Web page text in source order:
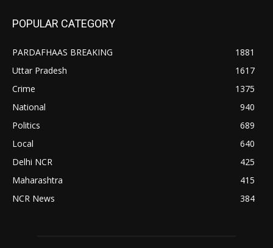
POPULAR CATEGORY
PARDAFHAAS BREAKING
1881
Uttar Pradesh
1617
Crime
1375
National
940
Politics
689
Local
640
Delhi NCR
425
Maharashtra
415
NCR News
384